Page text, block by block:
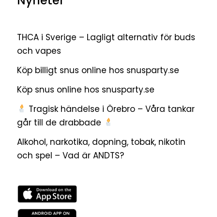
THCA i Sverige – Lagligt alternativ för buds
och vapes
Köp billigt snus online hos snusparty.se
Köp snus online hos snusparty.se
Tragisk händelse i Örebro – Våra tankar
går till de drabbade
Alkohol, narkotika, dopning, tobak, nikotin
och spel – Vad är ANDTS?